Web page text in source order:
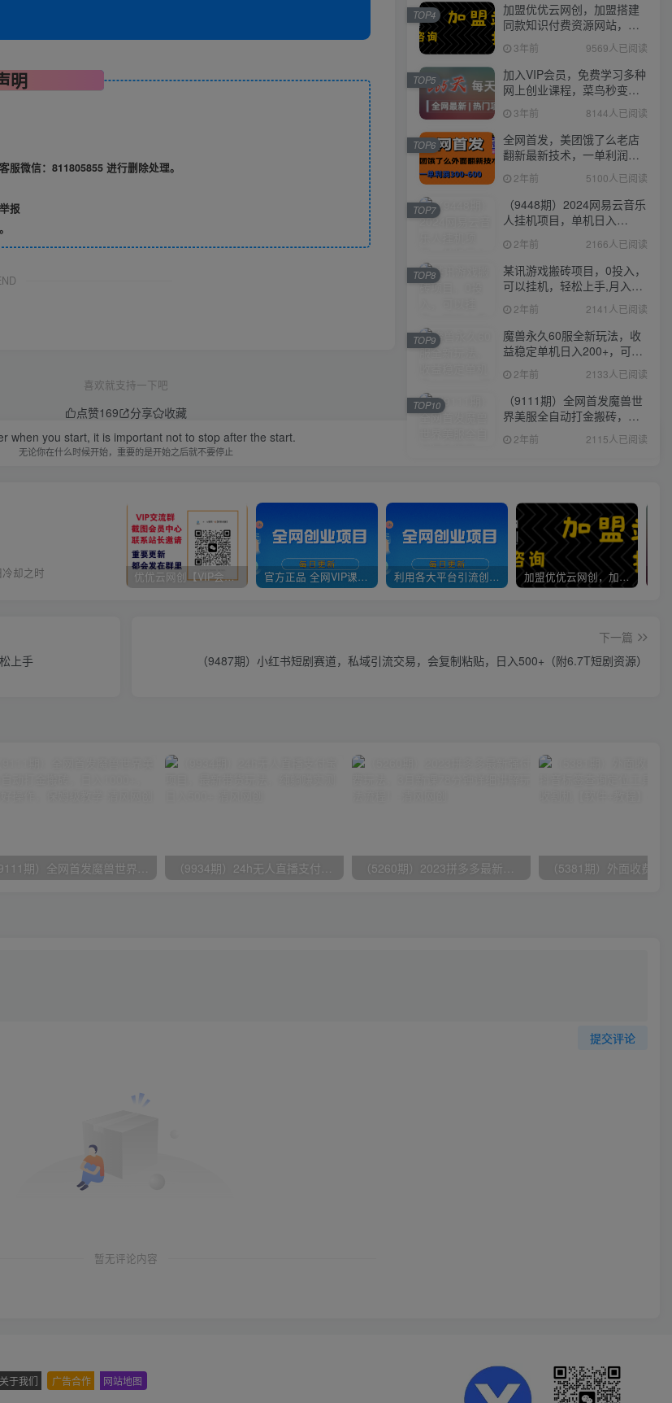
明
微信：811805855 进行删除处理。
报
喜欢就支持一下吧
点赞169 分享
收藏
when you start, it is important not to stop after the start.
无论你在什么时候开始，重要的是开始之后就不要停止
却之时 优优云网创【VIP会员专属交流群】 官方正品 全网VIP课程 无损下载~ 利用各大平台引流创业粉，做知识付费系统，卖会员，卖课程，实现日入几百几千 加盟优优云网创，加盟搭建同款知识付费资源网站，实现长期稳定被动收入~
上手
下一篇
（9487期）小红书短剧赛道，私域引流交易，会复制粘贴，日入500+（附6.7T短剧资源）
提交评论
暂无评论内容
加盟优优云网创，加盟搭建
同款知识付费资源网站，实
现长期稳定被动收入~
3年前 9569人已阅读
TOP4
加入VIP会员，免费学习多种
网上创业课程，菜鸟秒变大
神！
3年前 8144人已阅读
TOP5
全网首发，美团饿了么老店
翻新最新技术，一单利润
300-600
2年前 5100人已阅读
TOP6
（9448期）2024网易云音乐
人挂机项目，单机日入
150+，无脑月入5000+
2年前 2166人已阅读
TOP7
某讯游戏搬砖项目，0投入，
可以挂机，轻松上手,月入
3000+上不封顶
2年前 2141人已阅读
TOP8
魔兽永久60服全新玩法，收
益稳定单机日入200+，可以
多开矩阵操作。
2年前 2133人已阅读
TOP9
（9111期）全网首发魔兽世
界美服全自动打金搬砖，日
入1000+，简单好操作，保
姆级教学
2年前 2115人已阅读
TOP10
关于我们 广告合作 网站地图